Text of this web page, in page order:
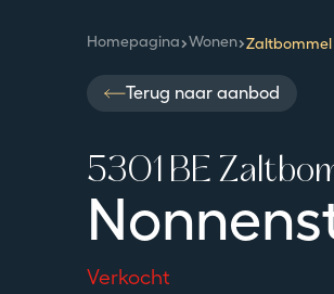
Homepagina Wonen Zaltbommel
Terug naar aanbod
5301 BE
Verkocht